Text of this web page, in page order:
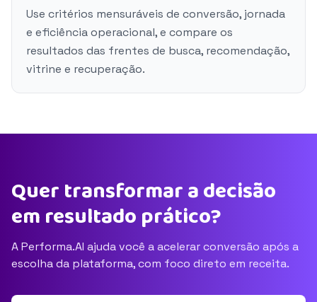
Use critérios mensuráveis de conversão, jornada
e eficiência operacional, e compare os
resultados das frentes de busca, recomendação,
vitrine e recuperação.
Quer transformar a decisão
em resultado prático?
A Performa.AI ajuda você a acelerar conversão após a
escolha da plataforma, com foco direto em receita.